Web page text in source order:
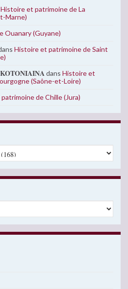
Histoire et patrimoine de La
Marne)
Ouanary (Guyane)
Histoire et patrimoine de Saint
dans Histoire et
(Saône-et-Loire)
de Chille (Jura)